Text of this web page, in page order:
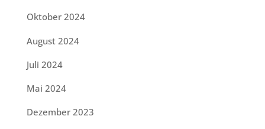
Oktober 2024
August 2024
Juli 2024
Mai 2024
Dezember 2023